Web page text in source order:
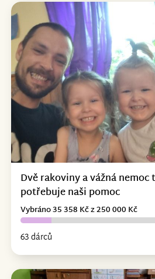
Dvě rakoviny a vážná
potřebuje naši pomoc
63 dárců
Vybráno 35 358 Kč z 250 000 Kč